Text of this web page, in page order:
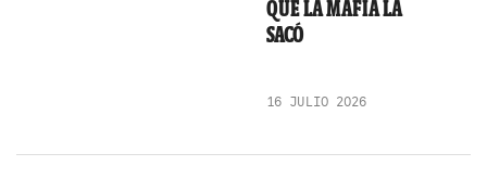
QUE LA MAFIA LA
SACÓ
16 JULIO 2026